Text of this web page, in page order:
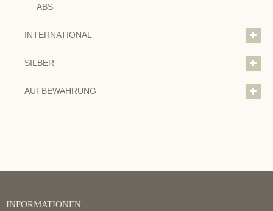
ABS
INTERNATIONAL
SILBER
AUFBEWAHRUNG
INFORMATIONEN